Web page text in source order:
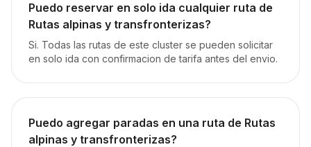
Puedo reservar en solo ida cualquier ruta de
Rutas alpinas y transfronterizas?
Si. Todas las rutas de este cluster se pueden solicitar
en solo ida con confirmacion de tarifa antes del envio.
Puedo agregar paradas en una ruta de Rutas
alpinas y transfronterizas?